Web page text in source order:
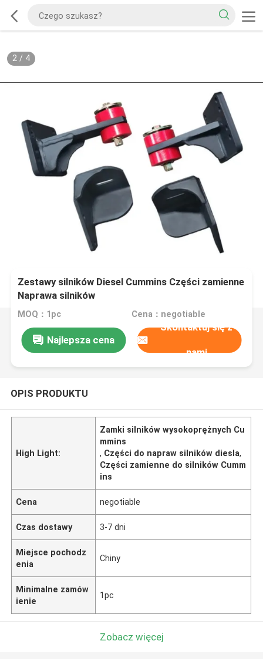
2/ 4
Zestawy silników Diesel Cummins Części zamienne
Naprawa silników
MOQ：1pc Cena：negotiable
Najlepsza cena
Skontaktuj się z
nami
OPIS PRODUKTU
High Light:
Zamki silników wysokoprężnych Cu
mmins
, Części do napraw silników diesla,
Części zamienne do silników Cumm
ins
Cena negotiable
Czas dostawy 3-7 dni
Miejsce pochodz
enia
Chiny
Minimalne zamów
ienie
1pc
Zobacz więcej